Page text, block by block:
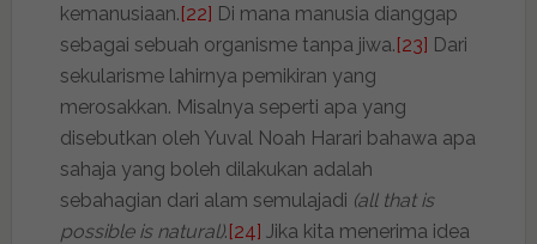
kemanusiaan.[22] Di mana manusia dianggap
sebagai sebuah organisme tanpa jiwa.[23] Dari
sekularisme lahirnya pemikiran yang
merosakkan. Misalnya seperti apa yang
disebutkan oleh Yuval Noah Harari bahawa apa
sahaja yang boleh dilakukan adalah
sebahagian dari alam semulajadi (all that is
possible is natural).[24] Jika kita menerima idea